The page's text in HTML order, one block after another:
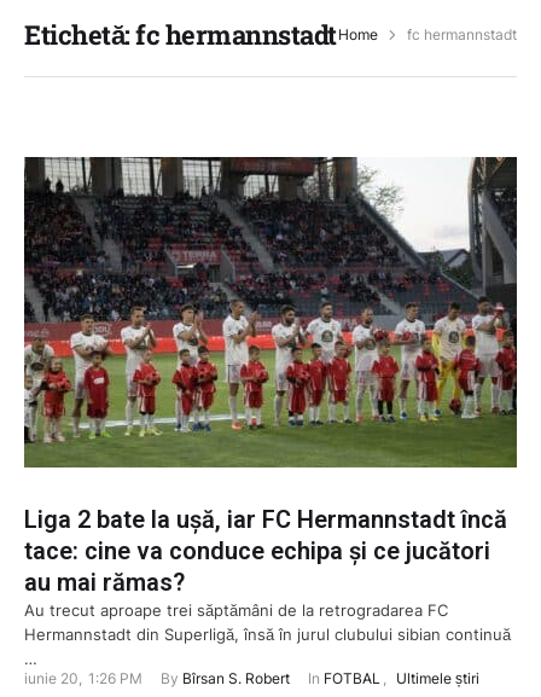
Etichetă:fc hermannstadtHome fc hermannstadt
Liga 2 bate la ușă, iar FC Hermannstadt încă
tace: cine va conduce echipa și ce jucători
au mai rămas?
Au trecut aproape trei săptămâni de la retrogradarea FC
Hermannstadt din Superligă, însă în jurul clubului sibian continuă
…
iunie 20, 1:26 PM By Bîrsan S. Robert In FOTBAL , Ultimele știri